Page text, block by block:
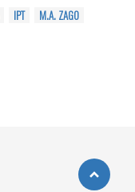
IPT
M.A. ZAGO